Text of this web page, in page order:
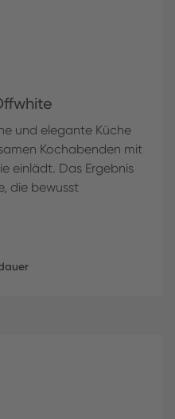
und elegante Küche
Kochabenden mit
einlädt. Das Ergebnis
die bewusst